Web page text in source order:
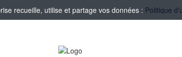
recueille, utilise et partage vos données : Politique